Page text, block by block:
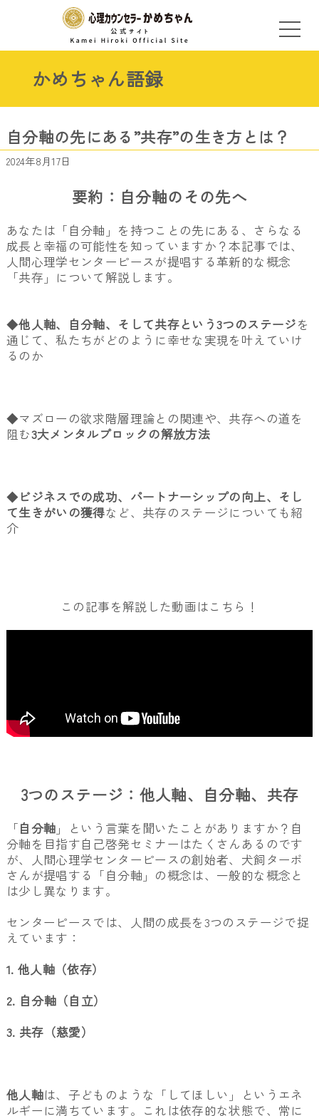
かめちゃん語録
自分軸の先にある”共存”の生き方とは？
2024年8月17日
要約：自分軸のその先へ
あなたは「自分軸」を持つことの先にある、さらなる
成長と幸福の可能性を知っていますか？本記事では、
人間心理学センターピースが提唱する革新的な概念
「共存」について解説します。
◆他人軸、自分軸、そして共存という3つのステージを
通じて、私たちがどのように幸せな実現を叶えていけ
るのか
◆マズローの欲求階層理論との関連や、共存への道を
阻む3大メンタルブロックの解放方法
◆ビジネスでの成功、パートナーシップの向上、そし
て生きがいの獲得など、共存のステージについても紹
介
この記事を解説した動画はこちら！
3つのステージ：他人軸、自分軸、共存
「自分軸 」という言葉を聞いたことがありますか？自
分軸を目指す自己啓発セミナーはたくさんあるのです
が、人間心理学センターピースの創始者、犬飼ターボ
さんが提唱する「自分軸」の概念は、一般的な概念と
は少し異なります。
センターピースでは、人間の成長を3つのステージで捉
えています：
1. 他人軸（依存）
2. 自分軸（自立）
3. 共存（慈愛）
他人軸は、子どものような「してほしい」というエネ
ルギーに満ちています。これは依存的な状態で、常に